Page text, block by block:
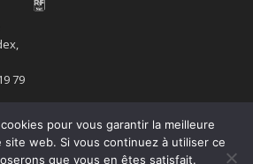
79
pour vous garantir la meilleure
web. Si vous continuez à utiliser ce
que vous en êtes satisfait.